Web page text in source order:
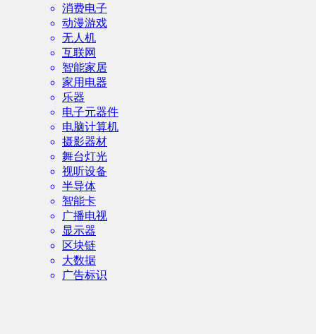
消费电子
动漫游戏
无人机
互联网
智能家居
家用电器
乐器
电子元器件
电脑计算机
摄影器材
舞台灯光
视听设备
半导体
智能卡
广播电视
显示器
区块链
大数据
广告标识